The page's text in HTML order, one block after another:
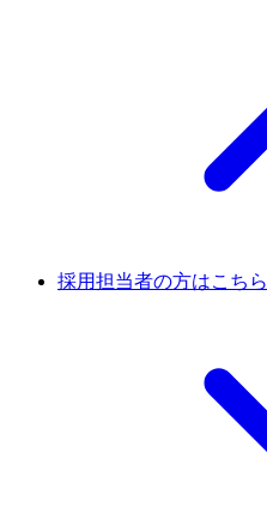
採用担当者の方はこちら